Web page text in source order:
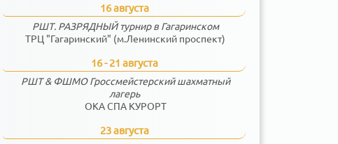
16 августа
РШТ. РАЗРЯДНЫЙ турнир в Гагаринском
ТРЦ "Гагаринский" (м.Ленинский проспект)
16 - 21 августа
РШТ & ФШМО Гроссмейстерский шахматный
лагерь
ОКА СПА КУРОРТ
23 августа